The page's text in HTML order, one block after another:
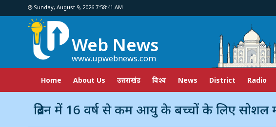
Sunday, August 9, 2026 7:58:42 AM
Web News
www.upwebnews.com
Home About Us उत्तराखंड विश्व News District Radio
ब्रिटेन में 16 वर्ष से कम आयु के बच्चों के लिए सोशल मीडिया उपयोग पर